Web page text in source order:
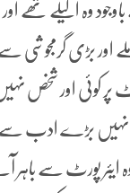
وہ اکیلے تھے اور
اور بڑی گرمجوشی سے
پر کوئی اور شخص نہیں
انہیں بڑے ادب سے
وہ ایئر پورٹ سے باہر